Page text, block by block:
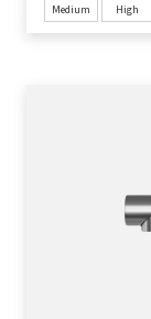
Medium High